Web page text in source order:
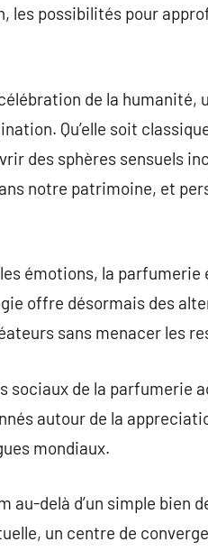
les possibilités pour
de la humanité,
Qu’elle soit
des sphères sensuels
notre patrimoine, et
émotions, la parfumerie
offre désormais des
sans menacer les
sociaux de la parfumerie
autour de la
mondiaux.
delà d’un simple bien
un centre de